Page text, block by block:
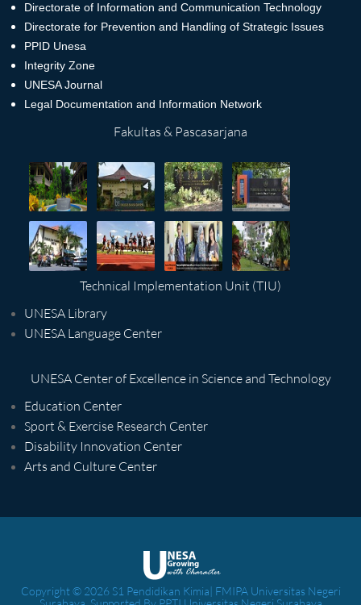
Directorate of Information and Communication Technology
Directorate for Prevention and Handling of Strategic Issues
PPID Unesa
Integrity Zone
UNESA Journal
Legal Documentation and Information Network
Fakultas & Pascasarjana
Technical Implementation Unit (TIU)
UNESA Library
UNESA Language Center
UNESA Center of Excellence in Science and Technology
Education Center
Sport & Exercise Research Center
Disability Innovation Center
Arts and Culture Center
Copyright © 2026 S1 Pendidikan Kimia| FMIPA Universitas Negeri